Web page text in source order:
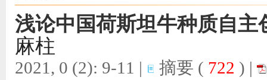
浅论中国荷斯坦牛种质自主
麻柱
2021, 0 (2): 9-11 | 摘要 ( 722 ) |